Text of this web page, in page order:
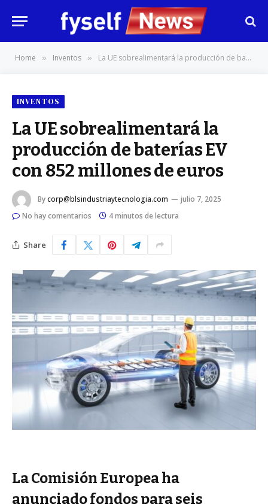
Home » Inventos » La UE sobrealimentará la producción de baterías EV con 852 millones de euros
INVENTOS
La UE sobrealimentará la
producción de baterías EV
con 852 millones de euros
Bycorp@blsindustriaytecnologia.com
julio 7, 2025
No hay comentarios
4 minutos de lectura
Share
La Comisión Europea ha
anunciado fondos para seis